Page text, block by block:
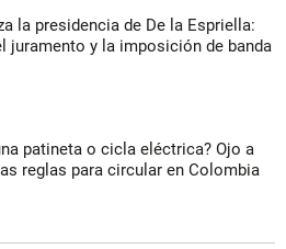
la presidencia de De la Espriella:
juramento y la imposición de banda
patineta o cicla eléctrica? Ojo a
reglas para circular en Colombia